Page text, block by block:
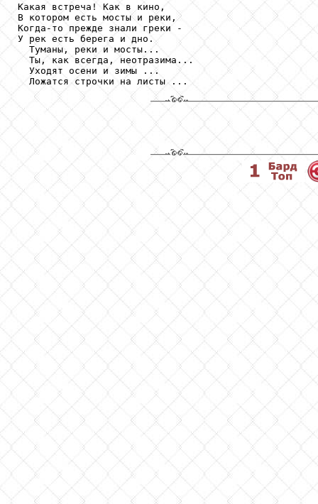
Какая встреча! Как в кино,
В котором есть мосты и реки,
Когда-то прежде знали греки -
У рек есть берега и дно.
  Туманы, реки и мосты...
  Ты, как всегда, неотразима...
  Уходят осени и зимы ...